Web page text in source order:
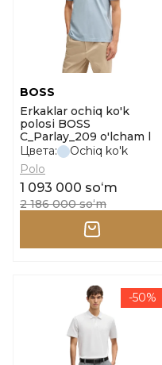
BOSS
Erkaklar ochiq ko'k
polosi BOSS
C_Parlay_209 o'lcham l
Цвета:
Ochiq ko'k
Polo
1 093 000 soʻm
2 186 000 soʻm
-50%